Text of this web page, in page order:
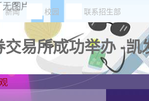
新闻 校园 联系招生部
易所成功举办 -凯